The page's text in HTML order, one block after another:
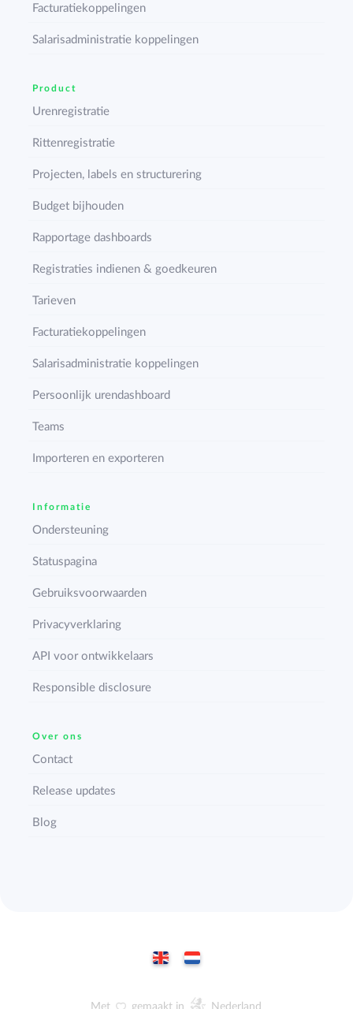
Facturatiekoppelingen
Salarisadministratie koppelingen
Product
Urenregistratie
Rittenregistratie
Projecten, labels en structurering
Budget bijhouden
Rapportage dashboards
Registraties indienen & goedkeuren
Tarieven
Facturatiekoppelingen
Salarisadministratie koppelingen
Persoonlijk urendashboard
Teams
Importeren en exporteren
Informatie
Ondersteuning
Statuspagina
Gebruiksvoorwaarden
Privacyverklaring
API voor ontwikkelaars
Responsible disclosure
Over ons
Contact
Release updates
Blog
Met gemaakt in Nederland